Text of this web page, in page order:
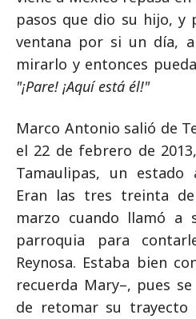
pasos que dio su hijo, y
ventana por si un día,
mirarlo y entonces
"¡Pare! ¡Aquí está él!"
Marco Antonio salió de
el 22 de febrero de
Tamaulipas, un
Eran las tres treinta
marzo cuando llamó a
parroquia para
Reynosa. Estaba bien
recuerda Mary–, pues
de retomar su trayecto